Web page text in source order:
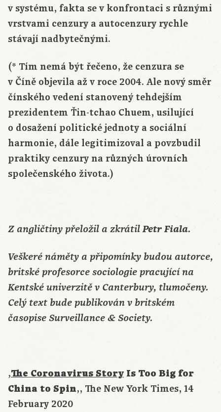
v systému, fakta se v konfrontaci s různými
vrstvami cenzury a autocenzury rychle
stávají nadbytečnými.
(* Tím nemá být řečeno, že cenzura se
v Číně objevila až v roce 2004. Ale nový směr
čínského vedení stanovený tehdejším
prezidentem Ťin-tchao Chuem, usilující
o dosažení politické jednoty a sociální
harmonie, dále legitimizoval a povzbudil
praktiky cenzury na různých úrovních
společenského života.)
Z angličtiny přeložil a zkrátilPetr Fiala.
Veškeré náměty a připomínky budou autorce,
britské profesorce sociologie pracující na
Kentské univerzitě v Canterbury, tlumočeny.
Celý text bude publikován v britském
časopise Surveillance & Society.
‚The Coronavirus Story Is Too Big for
China to Spin‚, The New York Times, 14
February 2020